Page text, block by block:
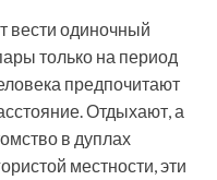
вести одиночный
только на период
предпочитают
Отдыхают, а
в дуплах
местности, эти